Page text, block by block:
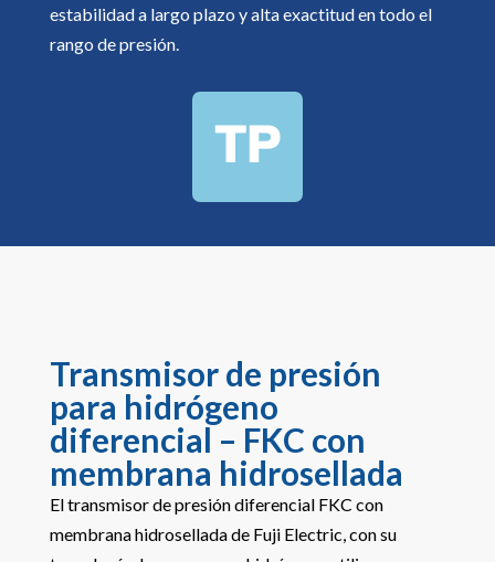
estabilidad a largo plazo y alta exactitud en todo el
rango de presión.
Transmisor de presión
para hidrógeno
diferencial – FKC con
membrana hidrosellada
El transmisor de presión diferencial FKC con
membrana hidrosellada de Fuji Electric, con su